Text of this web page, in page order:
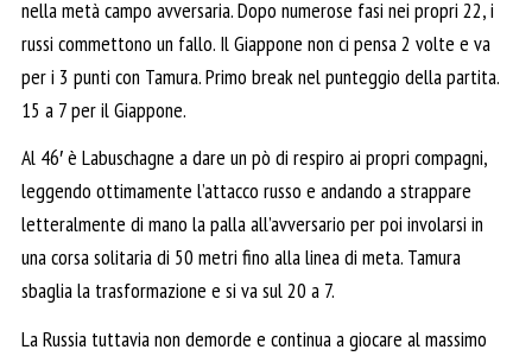
nella metà campo avversaria. Dopo numerose fasi nei propri 22, i
russi commettono un fallo. Il Giappone non ci pensa 2 volte e va
per i 3 punti con Tamura. Primo break nel punteggio della partita.
15 a 7 per il Giappone.
Al 46′ è Labuschagne a dare un pò di respiro ai propri compagni,
leggendo ottimamente l’attacco russo e andando a strappare
letteralmente di mano la palla all’avversario per poi involarsi in
una corsa solitaria di 50 metri fino alla linea di meta. Tamura
sbaglia la trasformazione e si va sul 20 a 7.
La Russia tuttavia non demorde e continua a giocare al massimo